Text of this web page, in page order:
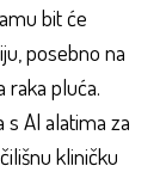
bit će
posebno na
pluća.
s AI alatima za
kliničku